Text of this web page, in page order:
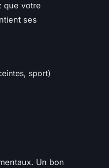
que votre
ses
sport)
Un bon